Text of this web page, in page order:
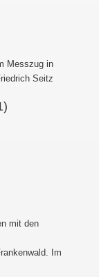
Messzug in
Seitz
mit den
Im